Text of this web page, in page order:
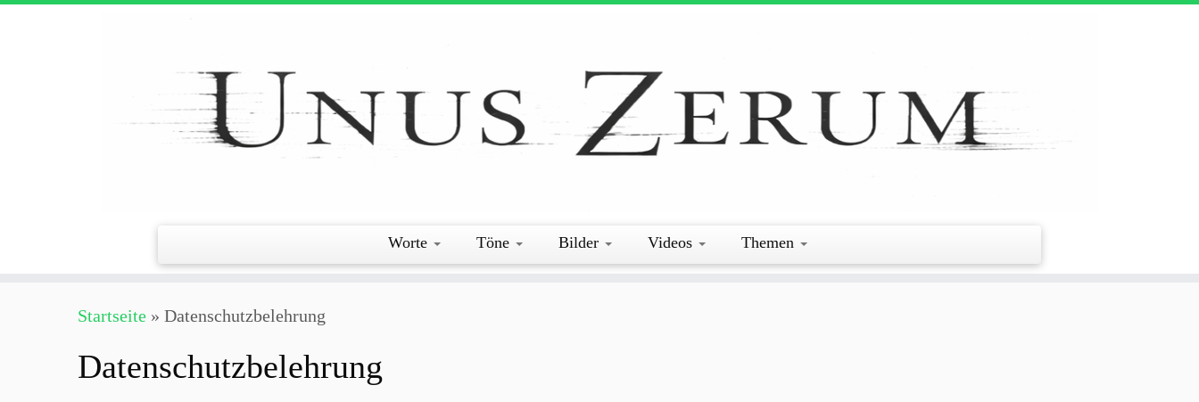
Zum
Worte Töne Bilder Videos Themen
Startseite » Datenschutzbelehrung
Datenschutzbelehrung